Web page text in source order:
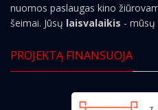
nuomos paslaugas kino
šeimai. Jūsų laisvalaikis - mūsų
PROJEKTĄ FINANSUOJA